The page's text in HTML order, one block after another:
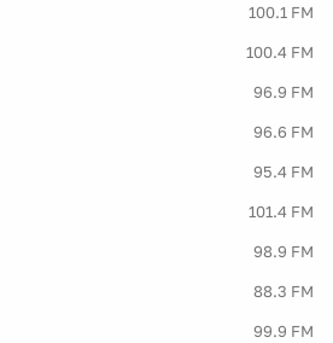
100.1 FM
100.4 FM
96.9 FM
96.6 FM
95.4 FM
101.4 FM
98.9 FM
88.3 FM
99.9 FM